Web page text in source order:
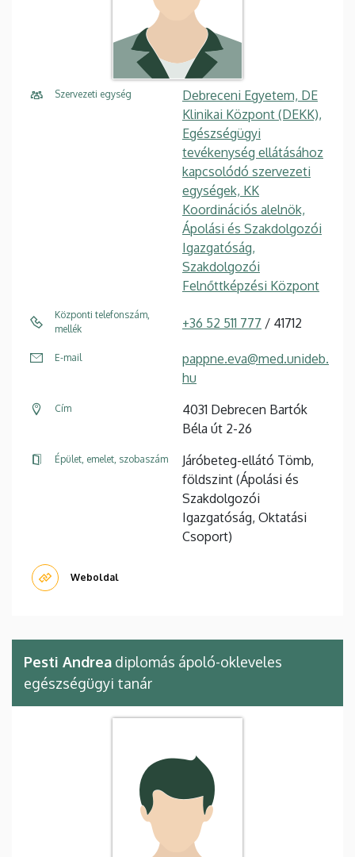
Szervezeti egység
Debreceni Egyetem, DE
Klinikai Központ (DEKK),
Egészségügyi
tevékenység ellátásához
kapcsolódó szervezeti
egységek, KK
Koordinációs alelnök,
Ápolási és Szakdolgozói
Igazgatóság,
Szakdolgozói
Felnőttképzési Központ
Központi telefonszám,
mellék
+36 52 511 777 / 41712
E-mail
pappne.eva@med.unideb.
hu
Cím
4031 Debrecen Bartók
Béla út 2-26
Épület, emelet, szobaszám
Járóbeteg-ellátó Tömb,
földszint (Ápolási és
Szakdolgozói
Igazgatóság, Oktatási
Csoport)
Weboldal
Pesti Andrea diplomás ápoló-okleveles
egészségügyi tanár